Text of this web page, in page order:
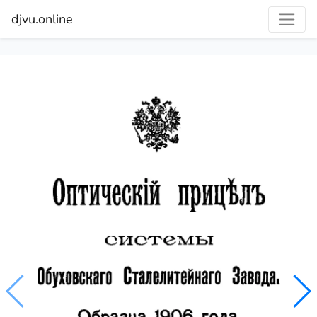
djvu.online